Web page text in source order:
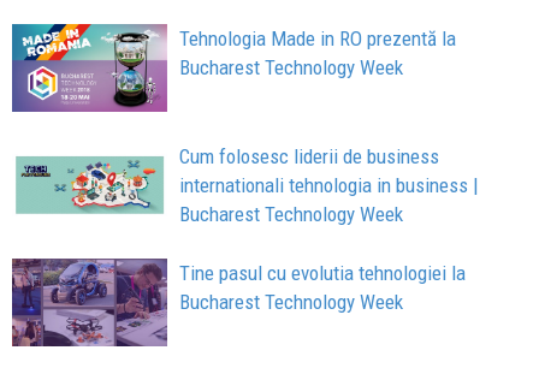
Tehnologia Made in RO prezentă la
Bucharest Technology Week
Cum folosesc liderii de business
internationali tehnologia in business |
Bucharest Technology Week
Tine pasul cu evolutia tehnologiei la
Bucharest Technology Week